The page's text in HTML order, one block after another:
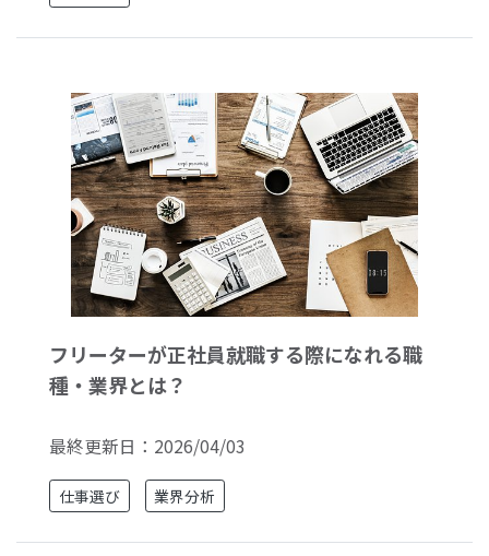
フリーターが正社員就職する際になれる職
種・業界とは？
最終更新日： 2026/04/03
仕事選び 業界分析